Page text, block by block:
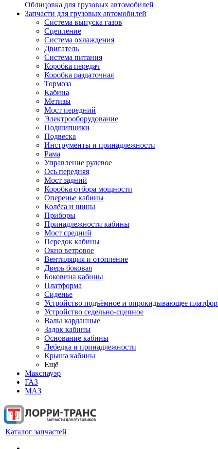
Облицовка для грузовых автомобилей
Запчасти для грузовых автомобилей
Система выпуска газов
Сцепление
Система охлаждения
Двигатель
Система питания
Коробка передач
Коробка раздаточная
Тормоза
Кабина
Метизы
Мост передний
Электрооборудование
Подшипники
Подвеска
Инструменты и принадлежности
Рама
Управление рулевое
Ось передняя
Мост задний
Коробка отбора мощности
Оперенье кабины
Колёса и шины
Приборы
Принадлежности кабины
Мост средний
Передок кабины
Окно ветровое
Вентиляция и отопление
Дверь боковая
Боковина кабины
Платформа
Сиденье
Устройство подъёмное и опрокидывающее
Устройство седельно-сцепное
Валы карданные
Задок кабины
Основание кабины
Лебедка и принадлежности
Крыша кабины
Ещё
Макспауэр
ГАЗ
МАЗ
Каталог запчастей